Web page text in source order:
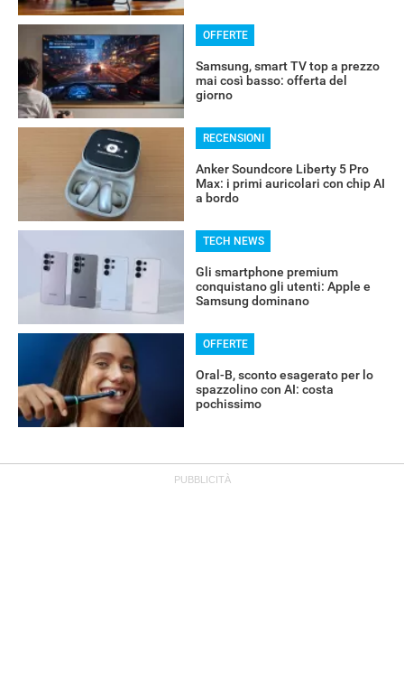
OFFERTE
Samsung, smart TV top a prezzo
mai così basso: offerta del
giorno
RECENSIONI
Anker Soundcore Liberty 5 Pro
Max: i primi auricolari con chip AI
a bordo
TECH NEWS
Gli smartphone premium
conquistano gli utenti: Apple e
Samsung dominano
OFFERTE
Oral-B, sconto esagerato per lo
spazzolino con AI: costa
pochissimo